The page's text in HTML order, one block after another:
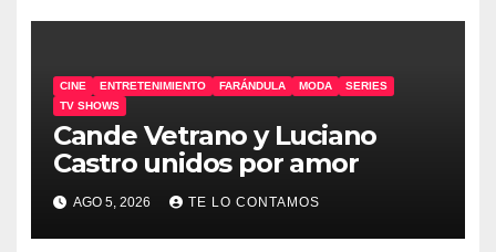
CINE ENTRETENIMIENTO FARÁNDULA MODA
SERIES
TV SHOWS
Cande Vetrano y Luciano
Castro unidos por amor
AGO 5, 2026 TE LO CONTAMOS